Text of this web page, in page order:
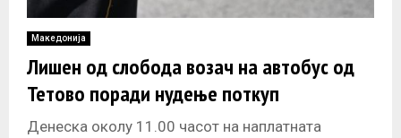
Македонија
Лишен од слобода возач на автобус од
Тетово поради нудење поткуп
Денеска околу 11.00 часот на наплатната